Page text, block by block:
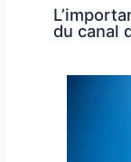
du canal